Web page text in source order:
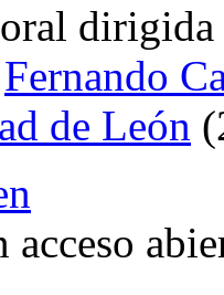
Fernando
de León
acceso